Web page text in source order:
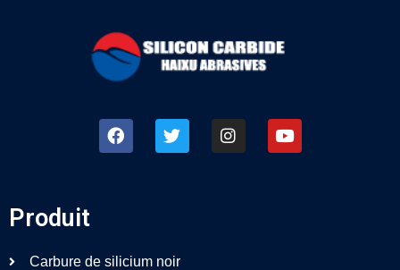
Produit
Carbure de silicium noir